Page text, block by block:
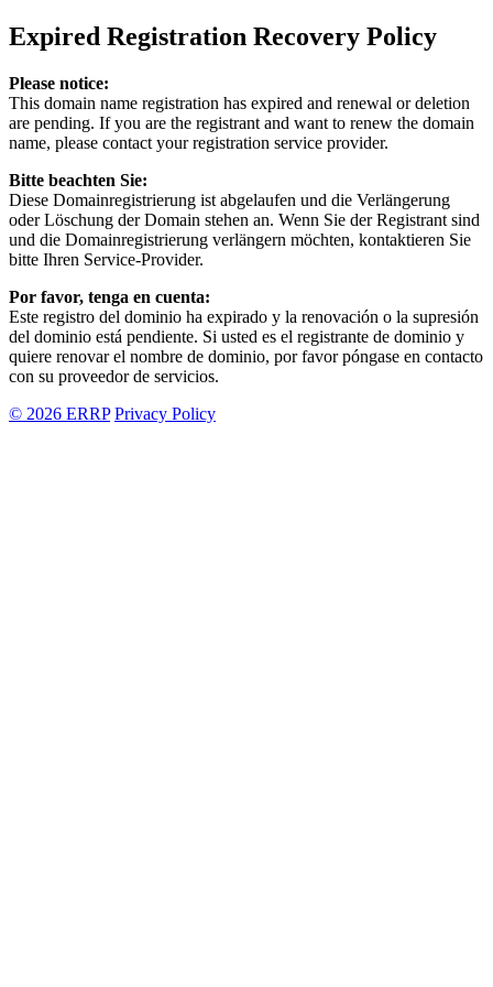
Expired Registration Recovery Policy
Please notice:
This domain name registration has expired and renewal or deletion
are pending. If you are the registrant and want to renew the domain
name, please contact your registration service provider.
Bitte beachten Sie:
Diese Domainregistrierung ist abgelaufen und die Verlängerung
oder Löschung der Domain stehen an. Wenn Sie der Registrant sind
und die Domainregistrierung verlängern möchten, kontaktieren Sie
bitte Ihren Service-Provider.
Por favor, tenga en cuenta:
Este registro del dominio ha expirado y la renovación o la supresión
del dominio está pendiente. Si usted es el registrante de dominio y
quiere renovar el nombre de dominio, por favor póngase en contacto
con su proveedor de servicios.
© 2026 ERRP Privacy Policy